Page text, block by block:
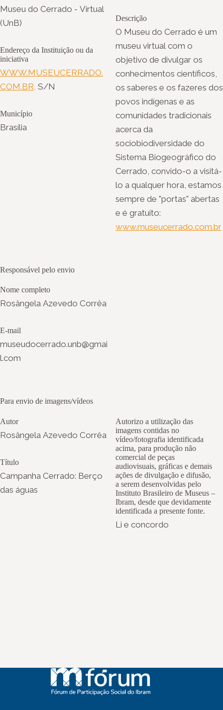
Museu do Cerrado - Virtual
(UnB)
Endereço da Instituição ou da
iniciativa
WWW.MUSEUCERRADO.
COM.BR, S/N
Município
Brasília
Descrição
O Museu do Cerrado é um
museu virtual com o
objetivo de divulgar os
conhecimentos científicos,
os saberes e os fazeres dos
povos indígenas e as
comunidades tradicionais
acerca da
sociobiodiversidade do
Sistema Biogeográfico do
Cerrado, convido-o a visitá-
lo a qualquer hora, estamos
sempre de "portas" abertas
e é gratuito:
www.museucerrado.com.br
Responsável pelo envio
Nome completo
Rosângela Azevedo Corrêa
E-mail
museudocerrado.unb@gmai
l.com
Para envio de imagens/vídeos
Autor
Rosângela Azevedo Corrêa
Título
Campanha Cerrado: Berço
das águas
Autorizo a utilização das
imagens contidas no
vídeo/fotografia identificada
acima, para produção não
comercial de peças
audiovisuais, gráficas e demais
ações de divulgação e difusão,
a serem desenvolvidas pelo
Instituto Brasileiro de Museus –
Ibram, desde que devidamente
identificada a presente fonte.
Li e concordo